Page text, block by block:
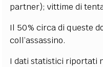
partner); vittime di
Il 50% circa di queste
coll’assassino.
I dati statistici riportati